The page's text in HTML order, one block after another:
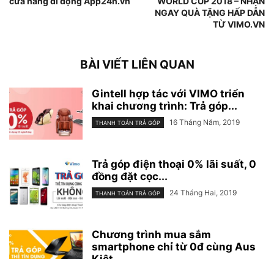
NGAY QUÀ TẶNG HẤP DẪN
TỪ VIMO.VN
BÀI VIẾT LIÊN QUAN
Gintell hợp tác với VIMO triển
khai chương trình: Trả góp...
THANH TOÁN TRẢ GÓP 16 Tháng Năm, 2019
Trả góp điện thoại 0% lãi suất, 0
đồng đặt cọc...
THANH TOÁN TRẢ GÓP 24 Tháng Hai, 2019
Chương trình mua sắm
smartphone chỉ từ 0đ cùng Aus